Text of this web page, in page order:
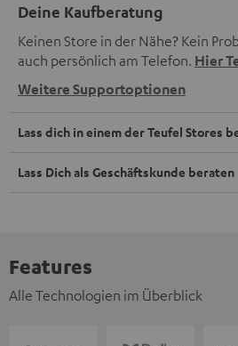
Deine Kaufberatung
Keinen Store in der Nähe? Kein
auch persönlich am Telefon. Hier
Weitere Supportoptionen
Lass dich in einem der Teufel Stores
Lass Dich als Geschäftskunde beraten
Features
Alle Technologien im Überblick